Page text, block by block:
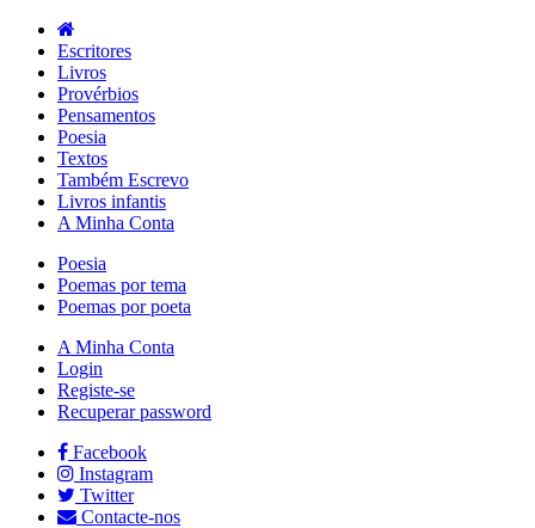
Escritores
Livros
Provérbios
Pensamentos
Poesia
Textos
Também Escrevo
Livros infantis
A Minha Conta
Poesia
Poemas por tema
Poemas por poeta
A Minha Conta
Login
Registe-se
Recuperar password
Facebook
Instagram
Twitter
Contacte-nos